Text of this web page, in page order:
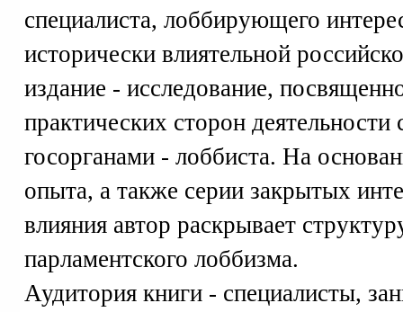
специалиста, лоббирующего
исторически влиятельной
издание - исследование,
практических сторон деятельности
госорганами - лоббиста. На
опыта, а также серии закрытых
влияния автор раскрывает
парламентского лоббизма.
Аудитория книги - специалисты,